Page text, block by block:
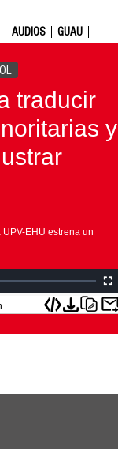
AUDIOS GUAU
traducir
y
EHU estrena un